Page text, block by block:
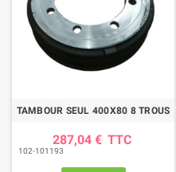
TAMBOUR SEUL 400X80 8 TROUS
287,04 € TTC
102-101193